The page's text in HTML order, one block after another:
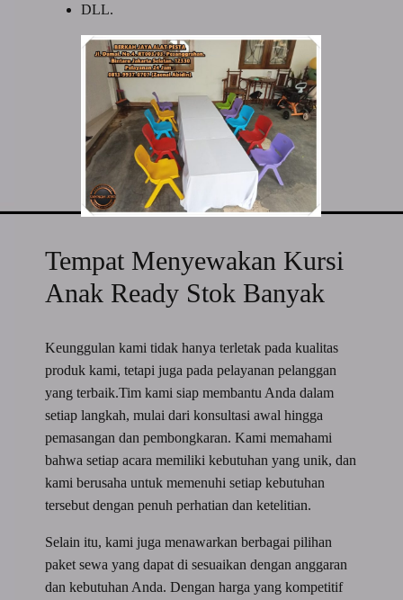
DLL.
Tempat Menyewakan Kursi
Anak Ready Stok Banyak
Keunggulan kami tidak hanya terletak pada kualitas
produk kami, tetapi juga pada pelayanan pelanggan
yang terbaik.Tim kami siap membantu Anda dalam
setiap langkah, mulai dari konsultasi awal hingga
pemasangan dan pembongkaran. Kami memahami
bahwa setiap acara memiliki kebutuhan yang unik, dan
kami berusaha untuk memenuhi setiap kebutuhan
tersebut dengan penuh perhatian dan ketelitian.
Selain itu, kami juga menawarkan berbagai pilihan
paket sewa yang dapat di sesuaikan dengan anggaran
dan kebutuhan Anda. Dengan harga yang kompetitif